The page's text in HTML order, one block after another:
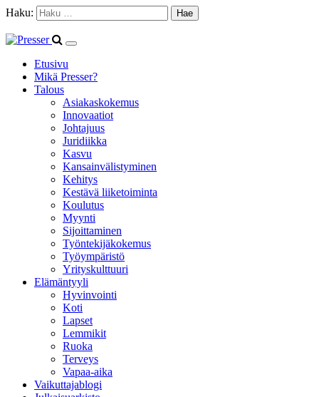
Haku:
Etusivu
Mikä Presser?
Talous
Asiakaskokemus
Innovaatiot
Johtajuus
Juridiikka
Kasvu
Kansainvälistyminen
Kehitys
Kestävä liiketoiminta
Koulutus
Myynti
Sijoittaminen
Työntekijäkokemus
Työympäristö
Yrityskulttuuri
Elämäntyyli
Hyvinvointi
Koti
Lapset
Lemmikit
Ruoka
Terveys
Vapaa-aika
Vaikuttajablogi